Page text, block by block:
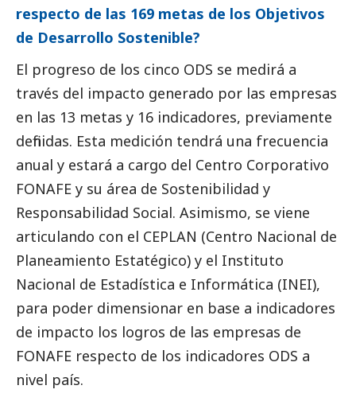
respecto de las 169 metas de los Objetivos
de Desarrollo Sostenible?
El progreso de los cinco ODS se medirá a
través del impacto generado por las empresas
en las 13 metas y 16 indicadores, previamente
definidas. Esta medición tendrá una frecuencia
anual y estará a cargo del Centro Corporativo
FONAFE y su área de Sostenibilidad y
Responsabilidad Social. Asimismo, se viene
articulando con el CEPLAN (Centro Nacional de
Planeamiento Estatégico) y el Instituto
Nacional de Estadística e Informática (INEI),
para poder dimensionar en base a indicadores
de impacto los logros de las empresas de
FONAFE respecto de los indicadores ODS a
nivel país.